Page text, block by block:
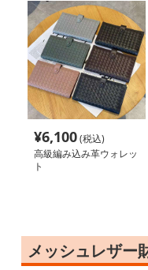
¥6,100(税込)
高級編み込み革ウォレッ
ト
メッシュレザー